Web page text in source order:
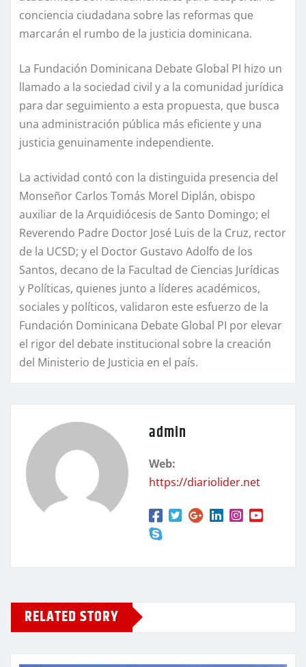
conciencia ciudadana sobre las reformas que
marcarán el rumbo de la justicia dominicana.
La Fundación Dominicana Debate Global PI hizo un
llamado a la sociedad civil y a la comunidad jurídica
para dar seguimiento a esta propuesta, que busca
una administración pública más eficiente y una
justicia genuinamente independiente.
La actividad contó con la distinguida presencia del
Monseñor Carlos Tomás Morel Diplán, obispo
auxiliar de la Arquidiócesis de Santo Domingo; el
Reverendo Padre Doctor José Luis de la Cruz, rector
de la UCSD; y el Doctor Gustavo Adolfo de los
Santos, decano de la Facultad de Ciencias Jurídicas
y Políticas, quienes junto a líderes académicos,
sociales y políticos, validaron este esfuerzo de la
Fundación Dominicana Debate Global PI por elevar
el rigor del debate institucional sobre la creación
del Ministerio de Justicia en el país.
admin
Web:
https://diariolider.net
RELATED STORY